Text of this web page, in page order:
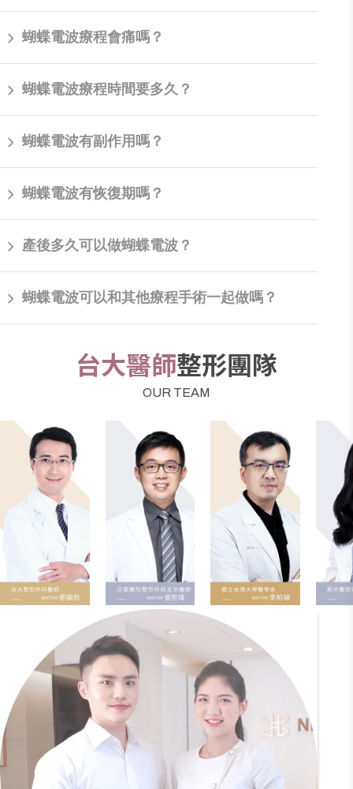
敷麻藥，痛感大幅降低，提升陰道緊實的同時，也擁有更舒
適的體驗，費用也比較親民。
一次即具有私密處保養治療效果，建議每半年至一年定期進
行私密處保養，減少陰道、子宮頸、骨盆腔反覆發炎感染機
率，也能讓陰道緊實，改善陰道鬆弛、乾澀、搔癢、頻尿或
產後漏尿等問題。
蝴蝶電波療程會痛嗎？
蝴蝶電波儀器配有溫度監控，過程中會感受到溫熱感，不至
於到感受不舒服，也不會有明顯疼痛感，整個療程不需要進
行麻醉。
蝴蝶電波療程時間要多久？
蝴蝶電波治療範圍包含內陰道與外陰部，能讓陰道緊實，改
善陰道鬆弛、產後漏尿等問題，治療時間約30-40分鐘。
蝴蝶電波有副作用嗎？
蝴蝶電波治療完後，私密處肌膚會些微紅腫，為正常現象，
數小時後就會消腫。
蝴蝶電波有恢復期嗎？
蝴蝶電波因沒有造成傷口，並無術後修復期，不過療程結束
後，3天內需避免性生活及泡澡。​
產後多久可以做蝴蝶電波？
建議產後2個月再施作蝴蝶電波療程，主要是確保惡露能順
利排乾淨，若有發生產後漏尿問題，也可以藉由蝴蝶電波療
程來改善。
蝴蝶電波可以和其他療程手術一起做嗎？
蝴蝶電波療程可合併大陰唇填補、小陰唇修整、除毛雷射等
私密處保養療程一同進行，並不會互相干擾。
台大醫師整形團隊
OUR TEAM